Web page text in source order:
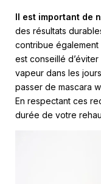
Il est important de
des résultats
contribue
est conseillé d’éviter
vapeur dans les
passer de mascara
En respectant ces
durée de votre